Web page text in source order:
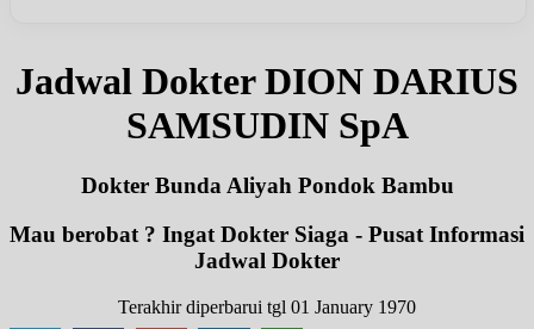
Jadwal Dokter DION DARIUS
SAMSUDIN SpA
Dokter Bunda Aliyah Pondok Bambu
Mau berobat ? Ingat Dokter Siaga - Pusat Informasi
Jadwal Dokter
Terakhir diperbarui tgl 01 January 1970